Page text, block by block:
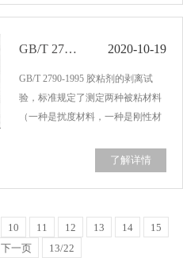
用试验设备为拉力试验机，精度为
GB/T 2790-1995 胶粘剂的剥离试验 2020-10-19
GB/T 2790-1995 胶粘剂的剥离试
验，标准规定了测定两种被粘材料
（一种是扰度材料，一种是刚性材
下，胶粘剂抗180度剥离性能。所
用试验装置为拉力试验机。原理是
将两块材料用胶粘剂制备成胶接试
了解详情
10 11 12 13 14
15
下一页 13/22